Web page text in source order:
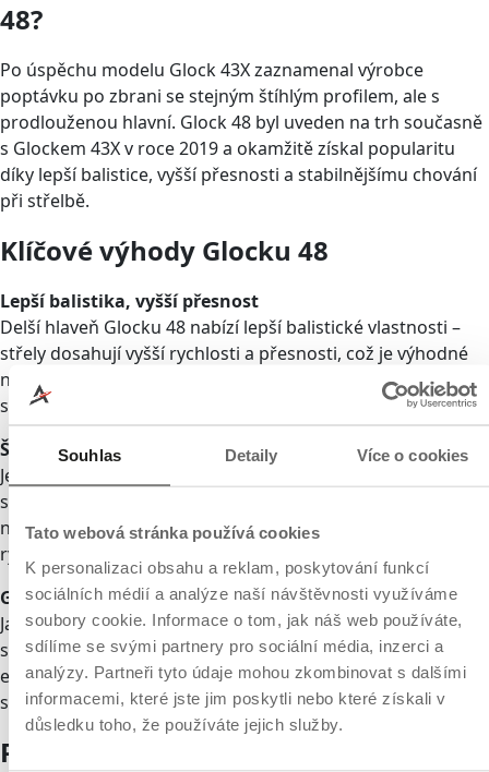
Souhlas Detaily Více o cookies
Tato webová stránka používá cookies
K personalizaci obsahu a reklam, poskytování funkcí
sociálních médií a analýze naší návštěvnosti využíváme
soubory cookie. Informace o tom, jak náš web používáte,
sdílíme se svými partnery pro sociální média, inzerci a
analýzy. Partneři tyto údaje mohou zkombinovat s dalšími
informacemi, které jste jim poskytli nebo které získali v
důsledku toho, že používáte jejich služby.
48?
Po úspěchu modelu Glock 43X zaznamenal výrobce
poptávku po zbrani se stejným štíhlým profilem, ale s
prodlouženou hlavní. Glock 48 byl uveden na trh současně
s Glockem 43X v roce 2019 a okamžitě získal popularitu
díky lepší balistice, vyšší přesnosti a stabilnějšímu chování
při střelbě.
Klíčové výhody Glocku 48
Lepší balistika, vyšší přesnost
Delší hlaveň Glocku 48 nabízí lepší balistické vlastnosti –
střely dosahují vyšší rychlosti a přesnosti, což je výhodné
nejen při sportovní střelbě, ale také při obranných
situacích.
Štíhlý a ergonomický
Jednořadý zásobník a úzký rám umožňují velmi snadné
skryté nošení pod běžným oblečením. Ergonomie pistole je
navržena tak, aby dokonale padla do ruky a umožnila
rychlé zamíření i pohodlnou manipulaci.
Glock standard spolehlivosti
Jako každá pistole Glock i model 48 staví na osvědčeném
systému Safe Action. Jednoduché ovládání, absence
externích pojistek a vysoká odolnost z něj dělají
spolehlivého partnera v každodenním životě.
Praktické využití v terénu